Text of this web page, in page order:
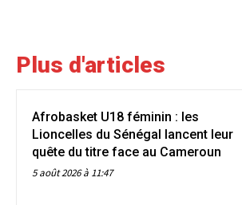
Plus d'articles
Afrobasket U18 féminin : les
Lioncelles du Sénégal lancent leur
quête du titre face au Cameroun
5 août 2026 à 11:47